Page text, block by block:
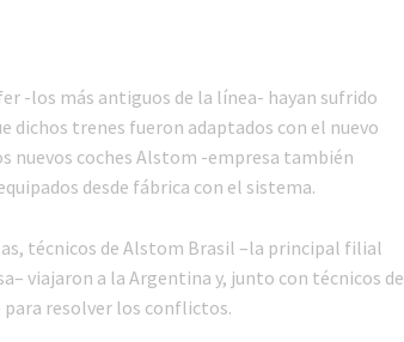
-los más antiguos de la línea- hayan sufrido
dichos trenes fueron adaptados con el nuevo
nuevos coches Alstom -empresa también
desde fábrica con el sistema.
técnicos de Alstom Brasil –la principal filial
viajaron a la Argentina y, junto con técnicos de
resolver los conflictos.